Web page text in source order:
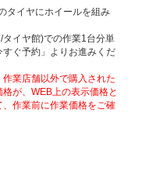
タイヤにホイールを組み
イヤ館)での作業1台分単
ぐ予約」よりお進みくだ
業店舗以外で購入された
が、WEB上の表示価格と
作業前に作業価格をご確